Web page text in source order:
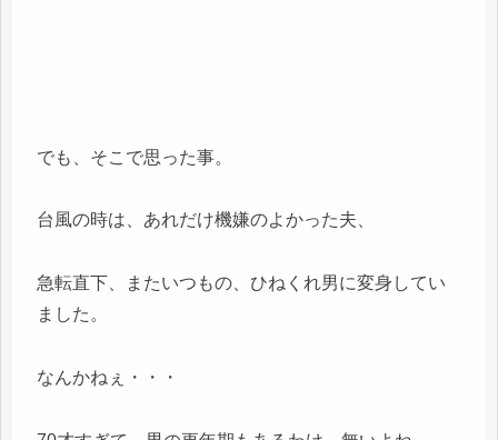
でも、そこで思った事。
台風の時は、あれだけ機嫌のよかった夫、
急転直下、またいつもの、ひねくれ男に変身してい
ました。
なんかねぇ・・・